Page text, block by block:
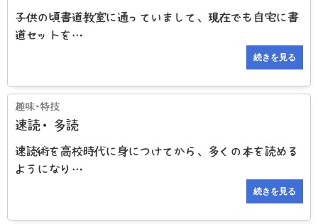
子供の頃書道教室に通っていまして、現在でも自宅に書
道セットを…
続きを見る
速読・多読
速読術を高校時代に身につけてから、多くの本を読める
ようになり…
続きを見る